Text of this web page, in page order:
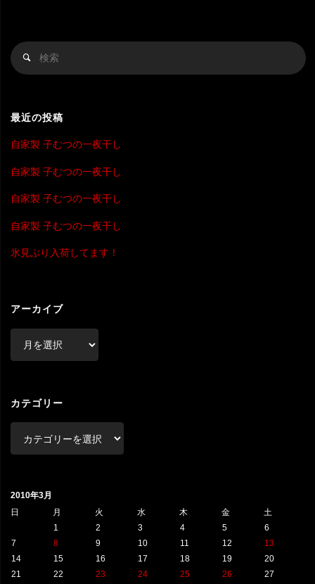
索
検
最近の投稿
自家製 子むつの一夜干し
自家製 子むつの一夜干し
自家製 子むつの一夜干し
自家製 子むつの一夜干し
氷見ぶり入荷してます！
アーカイブ
ブ
カテゴリー
ー
2010年3月
日
月 火 水 木 金
土
1
2 3 4 5
6
7
8 9 10 11 12
13
14
15 16 17 18 19
20
21
22 23 24 25 26
27